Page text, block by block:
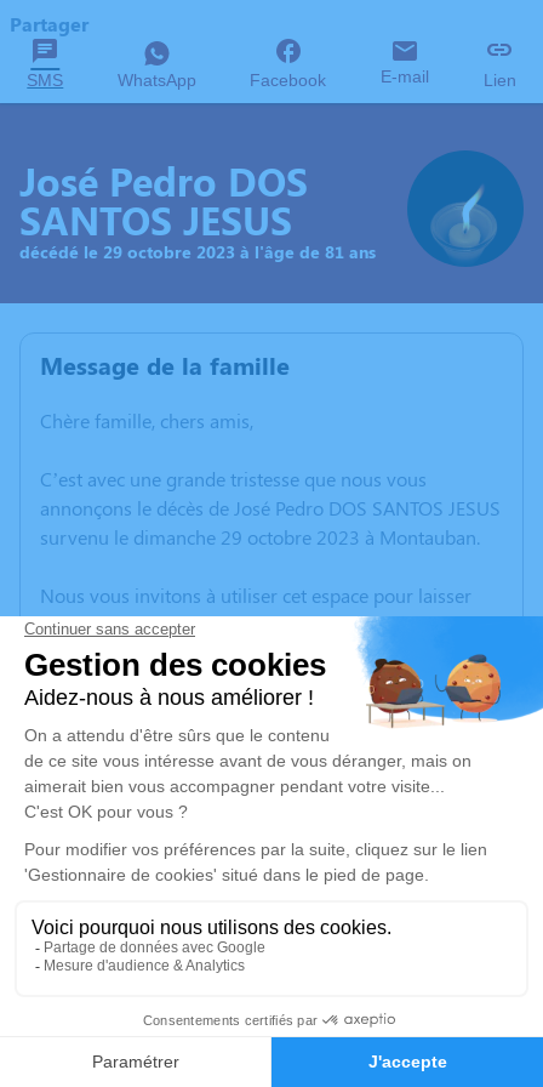
Faire-part Hommages
Partager
SMS WhatsApp Facebook E-mail Lien
José Pedro DOS
SANTOS JESUS
décédé le 29 octobre 2023 à l'âge de 81 ans
Message de la famille
Chère famille, chers amis,
C’est avec une grande tristesse que nous vous
annonçons le décès de José Pedro DOS SANTOS JESUS
survenu le dimanche 29 octobre 2023 à Montauban.
Nous vous invitons à utiliser cet espace pour laisser
vos condoléances, partager des photos souvenirs, une
anecdote ou exprimer vos pensées à travers des
poèmes ou des textes. Cet endroit est un lieu
d'expression dédié à honorer la mémoire de José
Pedro DOS SANTOS JESUS.
Un service de plantation d’arbre hommage est
disponible ici.
Je rends hommage
Cérémonie religieuse
Sainte Thérèse de Montauban
130 avenue Charles de Gaulle